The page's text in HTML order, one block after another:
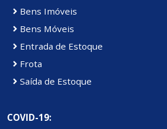
Bens Imóveis
Bens Móveis
Entrada de Estoque
Frota
Saída de Estoque
COVID-19: